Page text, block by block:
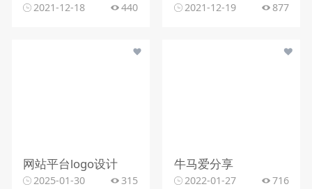
2021-12-18 440 2021-12-19 877
网站平台logo设计
2025-01-30 315
牛马爱分享
2022-01-27 716